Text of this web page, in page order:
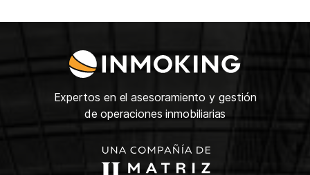
Expertos en el asesoramiento y gestión
de operaciones inmobiliarias